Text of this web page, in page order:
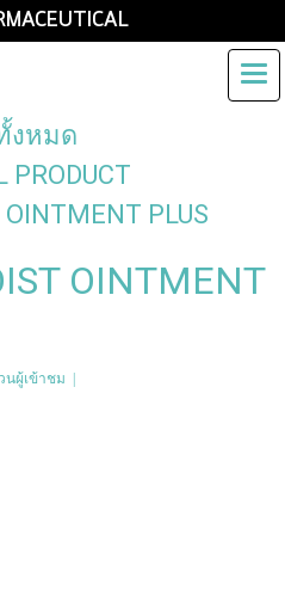
งหมด
PRODUCT
PLUS
OINTMENT
นผู้เข้าชม